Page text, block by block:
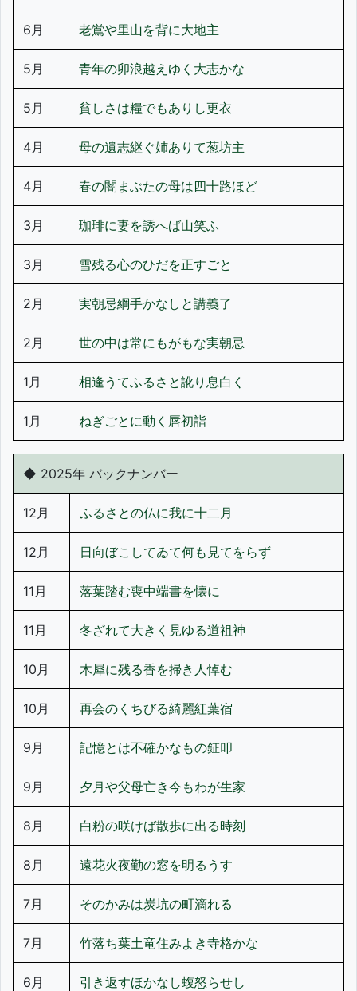
6月 老鴬や里山を背に大地主
5月 青年の卯浪越えゆく大志かな
5月 貧しさは糧でもありし更衣
4月 母の遺志継ぐ姉ありて葱坊主
4月 春の闇まぶたの母は四十路ほど
3月 珈琲に妻を誘へば山笑ふ
3月 雪残る心のひだを正すごと
2月 実朝忌綱手かなしと講義了
2月 世の中は常にもがもな実朝忌
1月 相逢うてふるさと訛り息白く
1月 ねぎごとに動く唇初詣
◆ 2025年 バックナンバー
12月 ふるさとの仏に我に十二月
12月 日向ぼこしてゐて何も見てをらず
11月 落葉踏む喪中端書を懐に
11月 冬ざれて大きく見ゆる道祖神
10月 木犀に残る香を掃き人悼む
10月 再会のくちびる綺麗紅葉宿
9月 記憶とは不確かなもの鉦叩
9月 夕月や父母亡き今もわが生家
8月 白粉の咲けば散歩に出る時刻
8月 遠花火夜勤の窓を明るうす
7月 そのかみは炭坑の町滴れる
7月 竹落ち葉土竜住みよき寺格かな
6月 引き返すほかなし蝮怒らせし